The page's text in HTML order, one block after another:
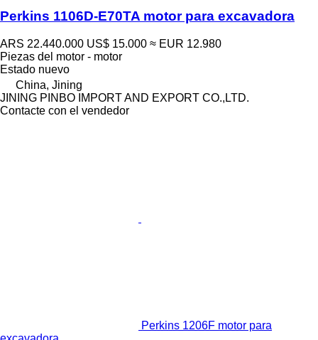
Perkins 1106D-E70TA motor para excavadora
ARS 22.440.000 US$ 15.000 ≈ EUR 12.980
Piezas del motor - motor
Estado nuevo
China, Jining
JINING PINBO IMPORT AND EXPORT CO.,LTD.
Contacte con el vendedor
Perkins 1206F motor para